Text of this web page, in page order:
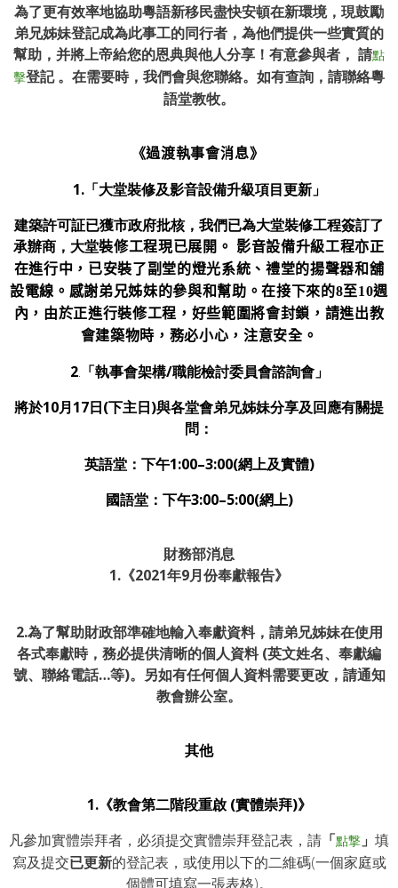
為了更有效率地協助粵語新移民盡快安頓在新環境，現鼓勵
弟兄姊妹登記成為此事工的同行者，為他們提供一些實質的
幫助，并將上帝給您的恩典與他人分享！有意參與者， 請點
擊登記 。在需要時，我們會與您聯絡。如有查詢，請聯絡粵
語堂教牧。
《過渡執事會消息》
1.「大堂裝修及影音設備升級項目更新」
建築許可証已獲市政府批核，我們已為大堂裝修工程簽訂了
承辦商，大堂裝修工程現已展開。 影音設備升級工程亦正
在進行中，已安裝了副堂的燈光系統、禮堂的揚聲器和舖
設電線。感謝弟兄姊妹的參與和幫助。在接下來的8至10週
內，由於正進行裝修工程，好些範圍將會封鎖，請進出教
會建築物時，務必小心，注意安全。
2. 「執事會架構/職能檢討委員會諮詢會」
將於10月17日(下主日)與各堂會弟兄姊妹分享及回應有關提
問：
英語堂： 下午1:00–3:00(網上及實體)
國語堂： 下午3:00–5:00(網上)
財務部消息
1.《2021年9月份奉獻報告》
2.為了幫助財政部準確地輸入奉獻資料，請弟兄姊妹在使用
各式奉獻時，務必提供清晰的個人資料 (英文姓名、奉獻編
號、聯絡電話…等)。另如有任何個人資料需要更改，請通知
教會辦公室。
其他
1.《教會第二階段重啟 (實體崇拜)》
凡參加實體崇拜者，必須提交實體崇拜登記表，請 「點撃 」 填
寫及提交已更新的登記表，或使用以下的二維碼(一個家庭或
個體可填寫一張表格)。